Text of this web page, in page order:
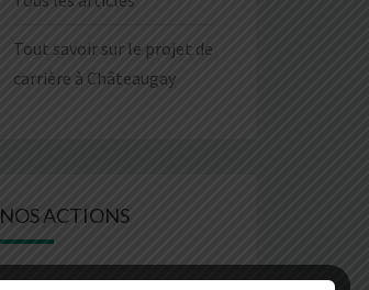
Tout savoir sur le projet de
carrière à Châteaugay
NOS ACTIONS